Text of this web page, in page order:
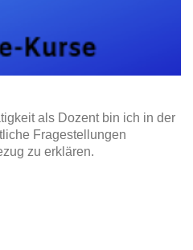
als Dozent bin ich in der
Fragestellungen
zu erklären.